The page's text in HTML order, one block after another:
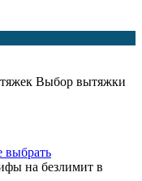
Выбор вытяжки
выбрать
на безлимит в